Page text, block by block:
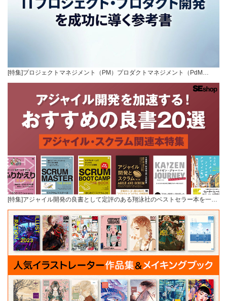
[特集]プロジェクトマネジメント（PM）プロダクトマネジメント（PdM…
[特集]アジャイル開発の良書として定評のある翔泳社のベストセラー本を一…